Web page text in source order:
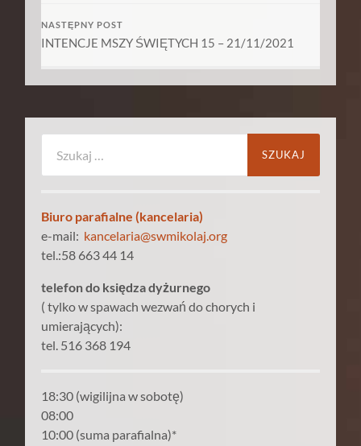
NASTĘPNY POST
INTENCJE MSZY ŚWIĘTYCH 15 – 21/11/2021
Biuro parafialne (kancelaria)
e-mail: kancelaria@swmikolaj.org
tel.:58 663 44 14
telefon do księdza dyżurnego
( tylko w spawach wezwań do chorych i
umierających):
tel. 516 368 194
18:30 (wigilijna w sobotę)
08:00
10:00 (suma parafialna)*